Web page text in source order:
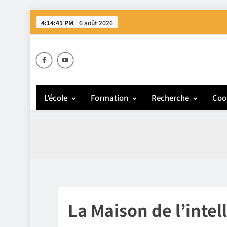
4:14:41 PM 6 août 2026
L’école Formation Recherche
La Maison de